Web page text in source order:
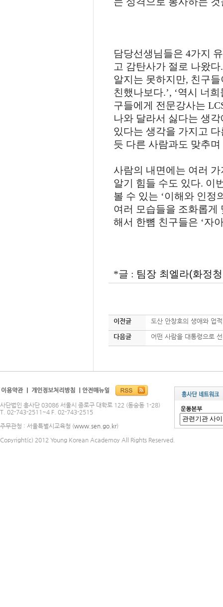
담당선생님들은 4가지
고 감탄사가 절로 나왔다
알지는 못하지만, 친구
친했나보다
.’, ‘역시 너
구들에게 전문강사는
나와 달라서 싫다는 생
있다는 생각을 가지고
듯 다른 사람과도 맞추
사람의 내면에는 여러
알기 힘들 수도 있다. 이
볼 수 있는 ‘이해와 인정
여러 모습들을 조화롭게
해서 한뼘 친구들은 ‘자
*글 : 팀장 최엘라(화정
이전글 도산 안창호의 생애와 업적
다음글 어떤 사람을 대통령으로
사단법인 흥사단 03086 서울시 종로구 대학로 122 (동숭동 1-28)
T. 02-743-2511~4 F. 02-743-2515
주무관청 : 서울특별시교육청 (www.sen.go.kr)
Copyright(c) 2012 Young Korean Academoy All Rights Reserved.